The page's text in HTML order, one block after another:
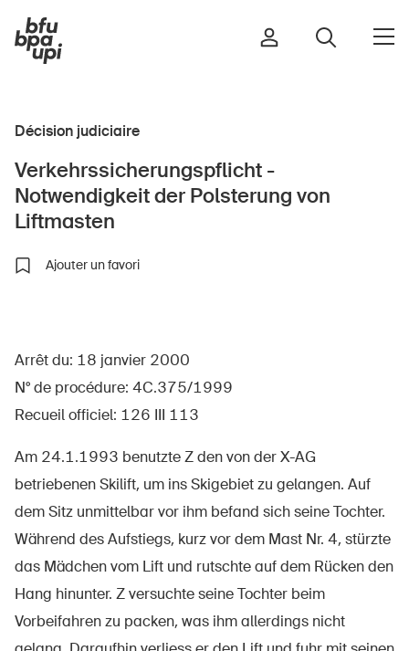
Sport et activité physique
Maison et jardin
À propos du BPA
Médias
Sinus Plus
Campagnes
Décision judiciaire
Verkehrssicherungspflicht -
Notwendigkeit der Polsterung von
Liftmasten
Ajouter un favori
Arrêt du: 18 janvier 2000
N° de procédure: 4C.375/1999
Recueil officiel: 126 III 113
Am 24.1.1993 benutzte Z den von der X-AG
betriebenen Skilift, um ins Skigebiet zu gelangen. Auf
dem Sitz unmittelbar vor ihm befand sich seine Tochter.
Während des Aufstiegs, kurz vor dem Mast Nr. 4, stürzte
das Mädchen vom Lift und rutschte auf dem Rücken den
Hang hinunter. Z versuchte seine Tochter beim
Vorbeifahren zu packen, was ihm allerdings nicht